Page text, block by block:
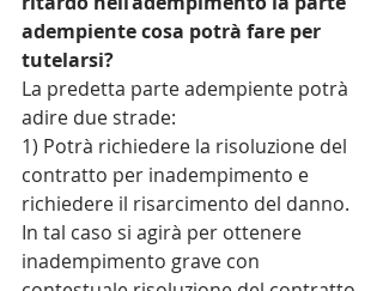
adempiente cosa potrà fare per
tutelarsi?
La predetta parte adempiente potrà
adire due strade:
1) Potrà richiedere la risoluzione del
contratto per inadempimento e
richiedere il risarcimento del danno.
In tal caso si agirà per ottenere
inadempimento grave con